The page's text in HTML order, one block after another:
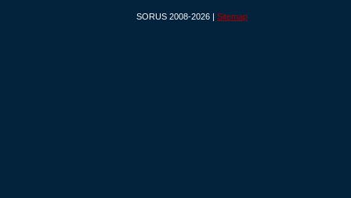
SORUS 2008-2026 | Sitemap